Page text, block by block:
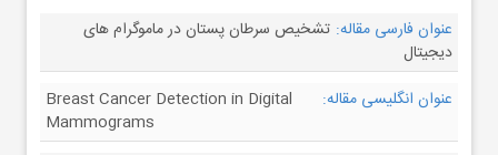
عنوان فارسی مقاله: تشخیص سرطان پستان در ماموگرام های
دیجیتال
عنوان انگلیسی مقاله:
Breast Cancer Detection in Digital
Mammograms